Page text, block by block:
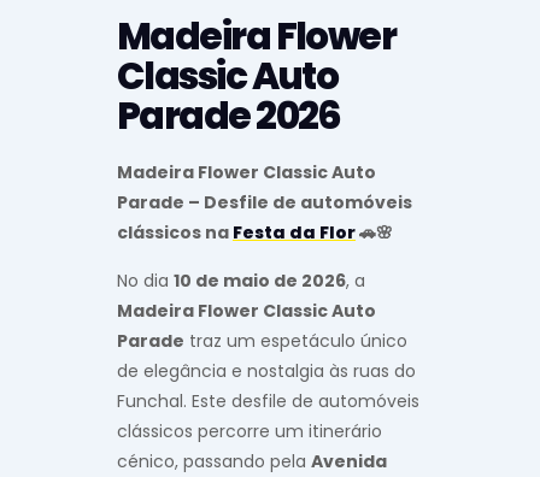
Madeira Flower
Classic Auto
Parade 2026
Madeira Flower Classic Auto
Parade – Desfile de automóveis
clássicos na Festa da Flor🚗🌸
No dia 10 de maio de 2026, a
Madeira Flower Classic Auto
Parade traz um espetáculo único
de elegância e nostalgia às ruas do
Funchal. Este desfile de automóveis
clássicos percorre um itinerário
cénico, passando pela Avenida